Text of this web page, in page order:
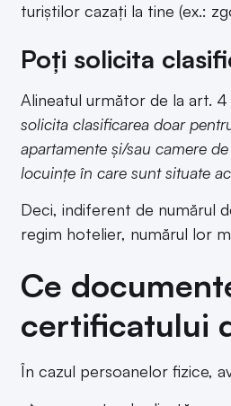
turiștilor cazați la tine (ex.:
Poți solicita
Alineatul următor de la art.
solicita clasificarea doar
apartamente și/sau camere
locuințe în care sunt situate
Deci, indiferent de numărul
regim hotelier, numărul lor
Ce
certificatului
În cazul persoanelor fizice,